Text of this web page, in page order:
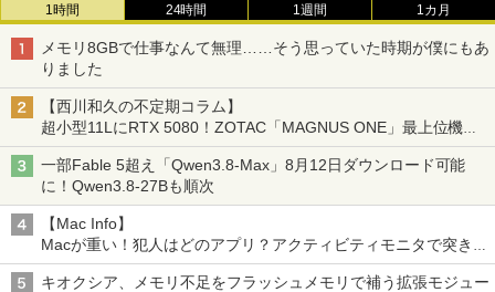
1時間 24時間 1週間 1カ月
メモリ8GBで仕事なんて無理……そう思っていた時期が僕にもあ
りました
【西川和久の不定期コラム】
超小型11LにRTX 5080！ZOTAC「MAGNUS ONE」最上位機の
実力を探る
一部Fable 5超え「Qwen3.8-Max」8月12日ダウンロード可能
に！Qwen3.8-27Bも順次
【Mac Info】
Macが重い！犯人はどのアプリ？アクティビティモニタで突き止
める
キオクシア、メモリ不足をフラッシュメモリで補う拡張モジュー